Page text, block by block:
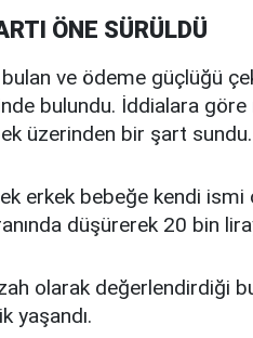
ÖNE SÜRÜLDÜ
bulan ve ödeme güçlüğü
bulundu. İddialara göre
üzerinden bir şart sundu.
erkek bebeğe kendi ismi
düşürerek 20 bin
olarak değerlendirdiği
yaşandı.